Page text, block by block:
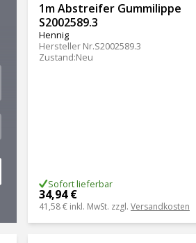
1m Abstreifer Gummilippe
S2002589.3
Hennig
Hersteller Nr.S2002589.3
Zustand:Neu
Sofort lieferbar
34,94 €
41,58 € inkl. MwSt. zzgl. Versandkosten